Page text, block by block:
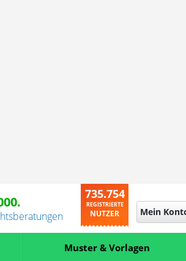
735.754
REGISTRIERTE
NUTZER Mein
Muster & Vorlagen